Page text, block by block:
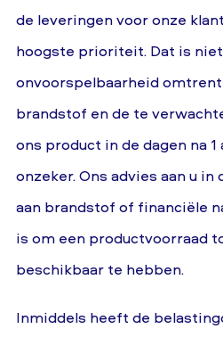
de leveringen voor onze
hoogste prioriteit. Dat is
onvoorspelbaarheid
brandstof en de te
ons product in de dagen na
onzeker. Ons advies aan u
aan brandstof of financiële
is om een productvoorraad
beschikbaar te hebben.
Inmiddels heeft de